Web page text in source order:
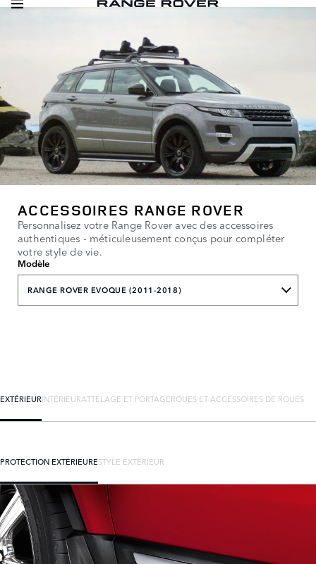
ACCESSOIRES RANGE ROVER
Personnalisez votre Range Rover avec des accessoires
authentiques - méticuleusement conçus pour compléter
votre style de vie.
Modèle
RANGE ROVER EVOQUE (2011-2018)
EXTÉRIEURINTÉRIEURATTELAGE ET PORTAGEROUES ET ACCESSOIRES DE ROUES
PROTECTION EXTÉRIEURESTYLE EXTÉRIEUR